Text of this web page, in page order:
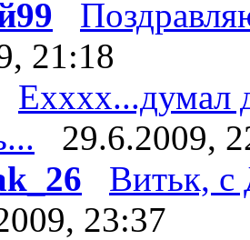
21:18
Ехххх...думал
29.6.2009,
Витьк,
23:37